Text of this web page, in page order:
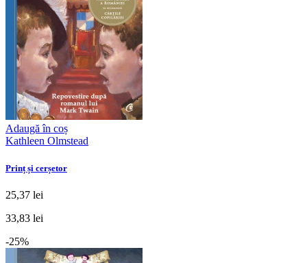
Adaugă în coș
Kathleen Olmstead
Prinț și cerșetor
25,37 lei
33,83 lei
-25%